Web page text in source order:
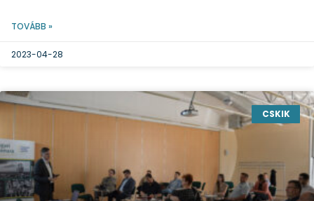
TOVÁBB »
2023-04-28
CSKIK